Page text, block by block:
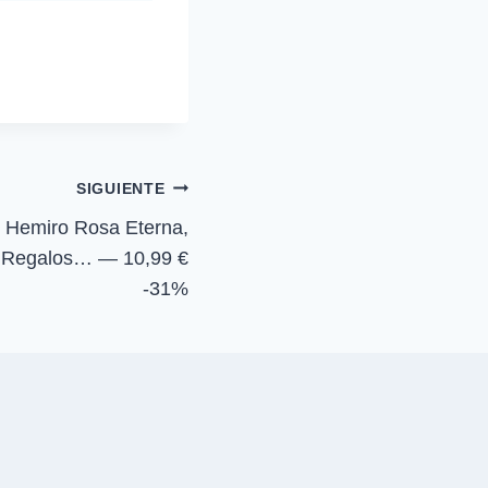
SIGUIENTE
Rosa Eterna,
Regalos… — 10,99 €
-31%